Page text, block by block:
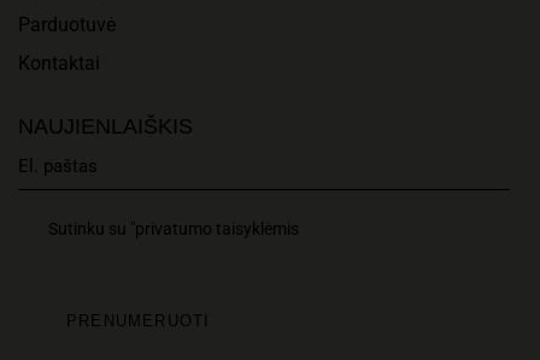
Parduotuvė
Kontaktai
NAUJIENLAIŠKIS
Sutinku su "privatumo taisyklėmis